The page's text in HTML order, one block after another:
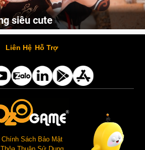
Cùng thưởng thức những hình ảnh cosplay Xiangling trong Genshin Impact siêu dễ thương của người dùng Weibo "阿包也是兔娘"
Lala Croft vừa nóng vừa
AI
Liên Hệ Hỗ Trợ
Chính Sách Bảo Mật